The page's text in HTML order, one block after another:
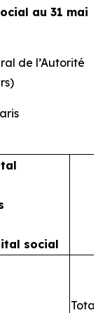
au 31 mai
de l’Autorité
social
Total